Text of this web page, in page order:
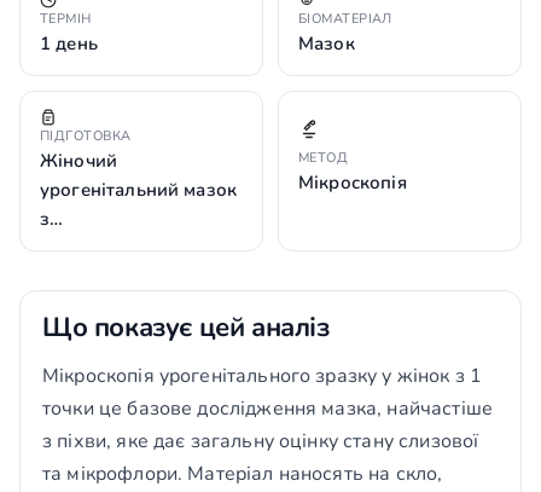
ТЕРМІН
1 день
БІОМАТЕРІАЛ
Мазок
ПІДГОТОВКА
Жіночий
урогенітальний мазок
з…
МЕТОД
Мікроскопія
Що показує цей аналіз
Мікроскопія урогенітального зразку у жінок з 1
точки це базове дослідження мазка, найчастіше
з піхви, яке дає загальну оцінку стану слизової
та мікрофлори. Матеріал наносять на скло,